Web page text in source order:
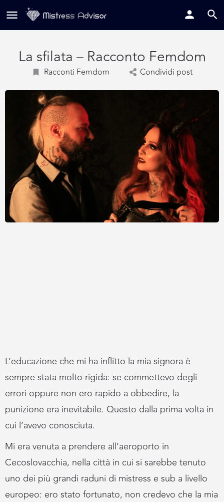
La sfilata – Racconto Femdom
Racconti Femdom Condividi post
L’educazione che mi ha inflitto la mia signora è
sempre stata molto rigida: se commettevo degli
errori oppure non ero rapido a obbedire, la
punizione era inevitabile. Questo dalla prima volta in
cui l’avevo conosciuta.
Mi era venuta a prendere all’aeroporto in
Cecoslovacchia, nella città in cui si sarebbe tenuto
uno dei più grandi raduni di mistress e sub a livello
europeo: ero stato fortunato, non credevo che la mia